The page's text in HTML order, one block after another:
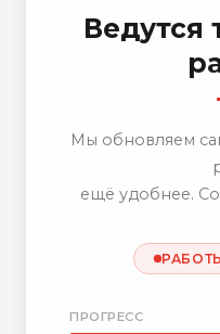
Ведутся
Мы обновляем
ещё удобнее.
ПРОГРЕСС